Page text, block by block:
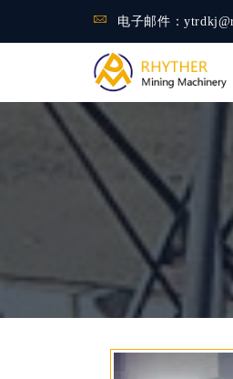
电子邮件：